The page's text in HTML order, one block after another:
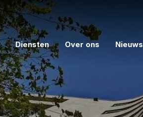
Diensten Over ons Nieuws